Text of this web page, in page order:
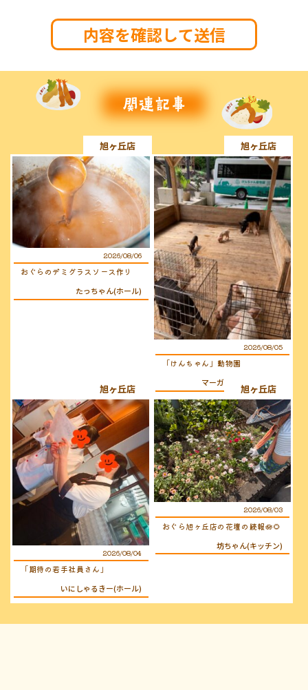
旭ヶ丘店
2026/08/06
おぐらのデミグラスソース作り
たっちゃん(ホール)
旭ヶ丘店
2026/08/05
「けんちゃん」動物園
マーガレット(キッチン)
旭ヶ丘店
2026/08/04
「期待の若手社員さん」
いにしゃるきー(ホール)
旭ヶ丘店
2026/08/03
おぐら旭ヶ丘店の花壇の続報🪷🌻
坊ちゃん(キッチン)